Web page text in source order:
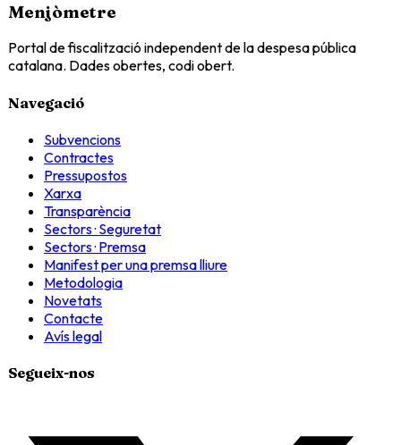
Menjòmetre
Portal de fiscalització independent de la despesa pública
catalana. Dades obertes, codi obert.
Navegació
Subvencions
Contractes
Pressupostos
Xarxa
Transparència
Sectors · Seguretat
Sectors · Premsa
Manifest per una premsa lliure
Metodologia
Novetats
Contacte
Avís legal
Segueix-nos